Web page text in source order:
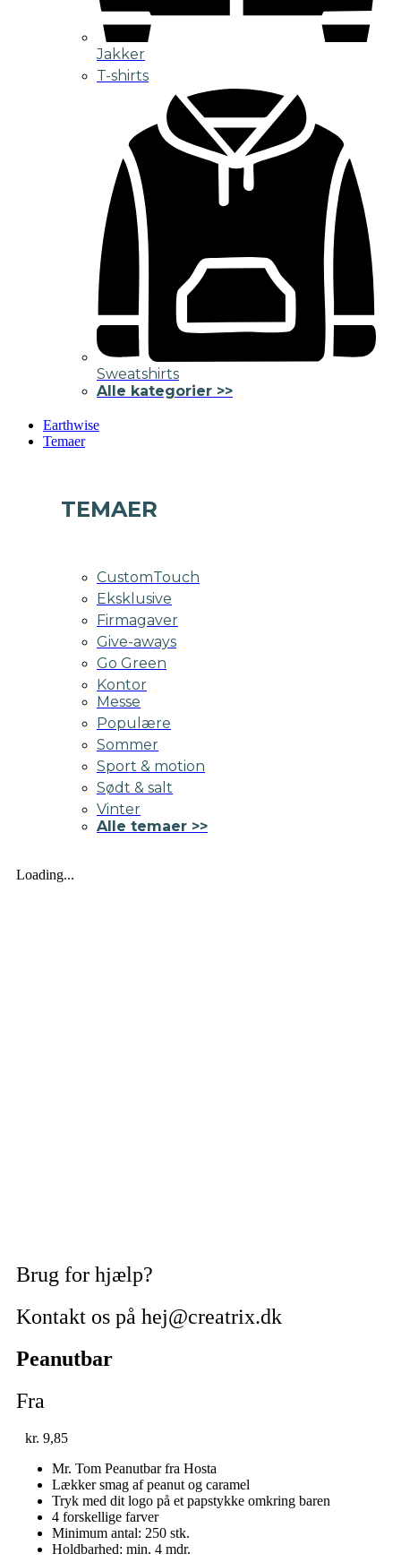
Jakker
T-shirts
Sweatshirts
Alle kategorier >>
Earthwise
Temaer
TEMAER
CustomTouch
Eksklusive
Firmagaver
Give-aways
Go Green
Kontor
Messe
Populære
Sommer
Sport & motion
Sødt & salt
Vinter
Alle temaer >>
Loading...
Brug for hjælp?
Kontakt os på hej@creatrix.dk
Peanutbar
Fra
kr. 9,85
Mr. Tom Peanutbar fra Hosta
Lækker smag af peanut og caramel
Tryk med dit logo på et papstykke omkring baren
4 forskellige farver
Minimum antal: 250 stk.
Holdbarhed: min. 4 mdr.